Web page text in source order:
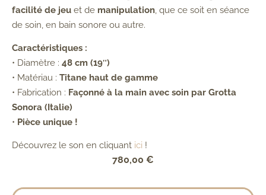
facilité de jeu et de manipulation, que ce soit en séance
de soin, en bain sonore ou autre.
Caractéristiques :
• Diamètre : 48 cm (19″)
• Matériau : Titane haut de gamme
• Fabrication : Façonné à la main avec soin par Grotta
Sonora (Italie)
• Pièce unique !
Découvrez le son en cliquant ici !
780,00 €